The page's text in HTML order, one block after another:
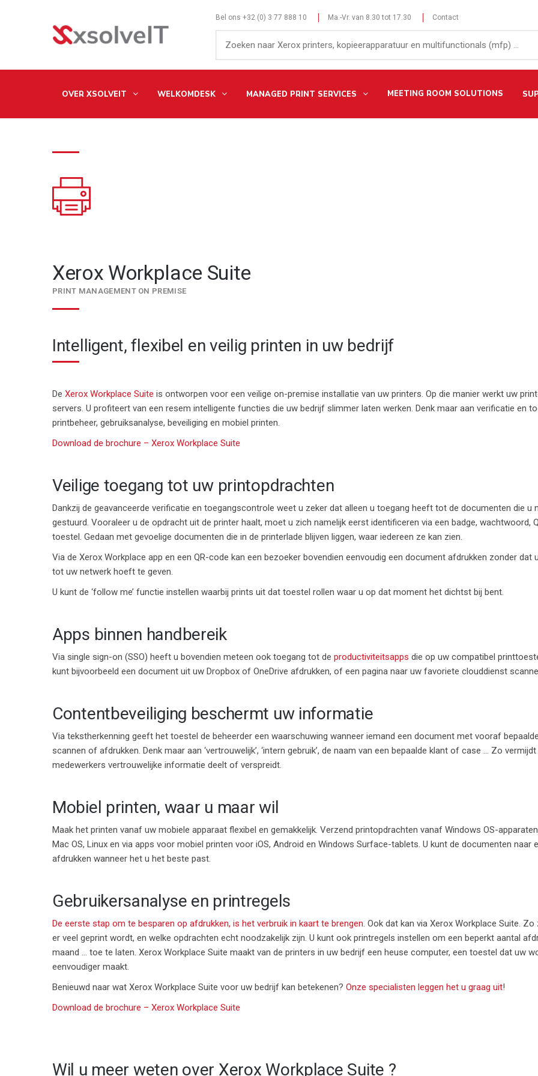
Bel ons +32 (0) 3 77 888 10 Ma.-Vr. van 8.30 tot 17.30 Contact
OVER XSOLVEIT WELKOMDESK MANAGED PRINT SERVICES MEETING ROOM SOLUTIONS
Xerox Workplace Suite
PRINT MANAGEMENT ON PREMISE
Intelligent, flexibel en veilig printen in uw bedrijf
De Xerox Workplace Suite is ontworpen voor een veilige on-premise installatie van uw printers. Op die manier werkt uw
servers. U profiteert van een resem intelligente functies die uw bedrijf slimmer laten werken. Denk maar aan verificatie en
printbeheer, gebruiksanalyse, beveiliging en mobiel printen.
Download de brochure – Xerox Workplace Suite
Veilige toegang tot uw printopdrachten
Dankzij de geavanceerde verificatie en toegangscontrole weet u zeker dat alleen u toegang heeft tot de documenten die u
gestuurd. Vooraleer u de opdracht uit de printer haalt, moet u zich namelijk eerst identificeren via een badge, wachtwoord,
toestel. Gedaan met gevoelige documenten die in de printerlade blijven liggen, waar iedereen ze kan zien.
Via de Xerox Workplace app en een QR-code kan een bezoeker bovendien eenvoudig een document afdrukken zonder dat
tot uw netwerk hoeft te geven.
U kunt de ‘follow me’ functie instellen waarbij prints uit dat toestel rollen waar u op dat moment het dichtst bij bent.
Apps binnen handbereik
Via single sign-on (SSO) heeft u bovendien meteen ook toegang tot de productiviteitsapps die op uw compatibel
kunt bijvoorbeeld een document uit uw Dropbox of OneDrive afdrukken, of een pagina naar uw favoriete clouddienst
Contentbeveiliging beschermt uw informatie
Via tekstherkenning geeft het toestel de beheerder een waarschuwing wanneer iemand een document met vooraf
scannen of afdrukken. Denk maar aan ‘vertrouwelijk’, ‘intern gebruik’, de naam van een bepaalde klant of case … Zo
medewerkers vertrouwelijke informatie deelt of verspreidt.
Mobiel printen, waar u maar wil
Maak het printen vanaf uw mobiele apparaat flexibel en gemakkelijk. Verzend printopdrachten vanaf Windows OS-
Mac OS, Linux en via apps voor mobiel printen voor iOS, Android en Windows Surface-tablets. U kunt de documenten naar
afdrukken wanneer het u het beste past.
Gebruikersanalyse en printregels
De eerste stap om te besparen op afdrukken, is het verbruik in kaart te brengen. Ook dat kan via Xerox Workplace Suite.
er veel geprint wordt, en welke opdrachten echt noodzakelijk zijn. U kunt ook printregels instellen om een beperkt aantal
maand … toe te laten. Xerox Workplace Suite maakt van de printers in uw bedrijf een heuse computer, een toestel dat uw
eenvoudiger maakt.
Benieuwd naar wat Xerox Workplace Suite voor uw bedrijf kan betekenen? Onze specialisten leggen het u graag uit!
Download de brochure – Xerox Workplace Suite
Wil u meer weten over Xerox Workplace Suite ?